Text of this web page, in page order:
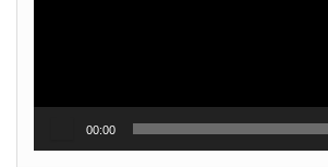
00:00